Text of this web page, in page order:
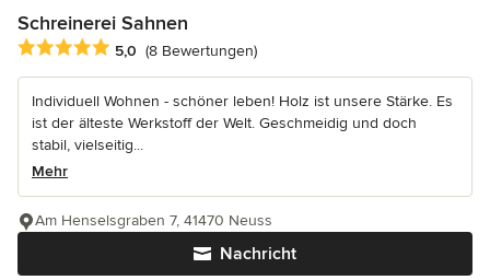
Schreinerei Sahnen
Durchschnittliche Bewertung: 5 von 5 Sternen
5,0 (8 Bewertungen)
Individuell Wohnen - schöner leben! Holz ist unsere Stärke. Es
ist der älteste Werkstoff der Welt. Geschmeidig und doch
stabil, vielseitig...
Mehr
Nachricht
Am Henselsgraben 7, 41470 Neuss